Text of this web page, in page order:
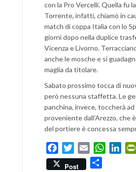
con la Pro Vercelli. Quella fu
Torrente, infatti, chiamò in
match di coppa Italia con lo
giorni dopo nella duplice
Vicenza e Livorno.
anche le mosche e si
maglia da titolare.
Sabato prossimo tocca di
però nessuna staffetta. Le
panchina, invece, toccherà
proveniente dall’Arezzo, che
del portiere è concessa
FacebookTwitterEmail
Post